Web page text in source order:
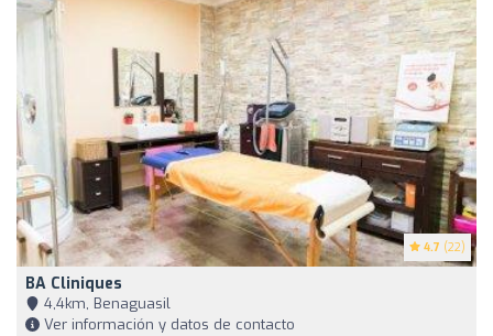
4.7 (22)
BA Cliniques
4,4km, Benaguasil
Ver información y datos de contacto